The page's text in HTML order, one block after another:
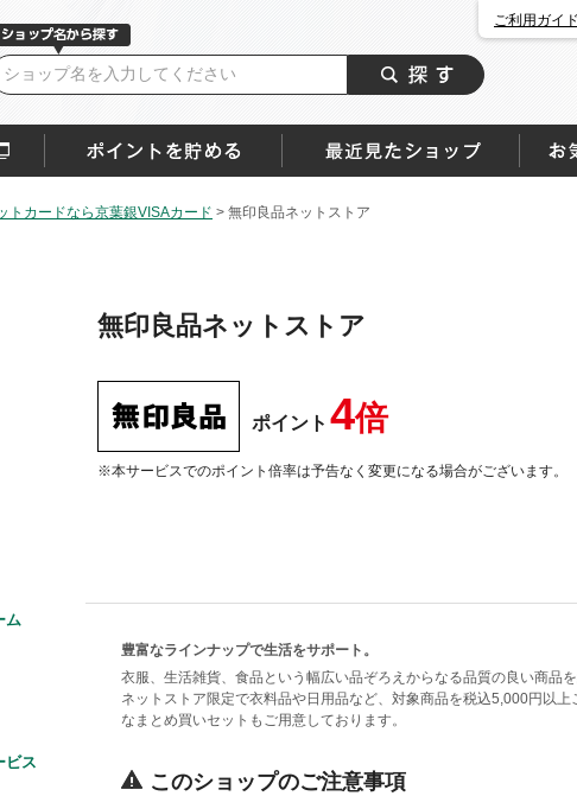
ご利用ガイド
トカードなら京葉銀VISAカード > 無印良品ネットストア
ム
ビス
無印良品ネットストア
ポイント 4倍
※本サービスでのポイント倍率は予告なく変更になる場合がございます。
豊富なラインナップで生活をサポート。
衣服、生活雑貨、食品という幅広い品ぞろえからなる品質の良い商品
ネットストア限定で衣料品や日用品など、対象商品を税込5,000円以
なまとめ買いセットもご用意しております。
このショップのご注意事項